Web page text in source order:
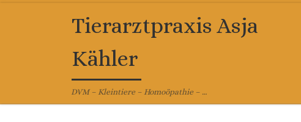
Zum Inhalt springenTierarztpraxis Asja
Kähler
DVM – Kleintiere – Homoöpathie – …